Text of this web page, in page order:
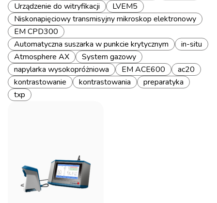
Urządzenie do witryfikacji
LVEM5
Niskonapięciowy transmisyjny mikroskop elektronowy
EM CPD300
Automatyczna suszarka w punkcie krytycznym
in-situ
Atmosphere AX
System gazowy
napylarka wysokopróżniowa
EM ACE600
ac20
kontrastowanie
kontrastowania
preparatyka
txp